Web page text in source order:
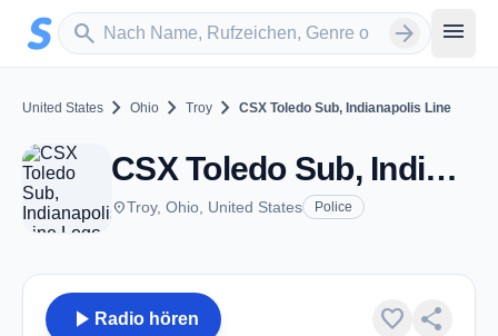
Zum Hauptinhalt springen
search
Sender suchen arrow_forward menu
United States chevron_right Ohio chevron_right Troy chevron_right CSX Toledo Sub, Indianapolis Line
CSX Toledo Sub, Indianapolis Line - VHF - Troy, OH
placeTroy, Ohio, United States Police
play_arrow Radio hören favorite share